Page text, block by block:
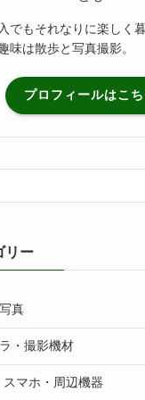
でもそれなりに楽しく
味は散歩と写真撮影。
プロフィールはこち
リー
真
・撮影機材
スマホ・周辺機器